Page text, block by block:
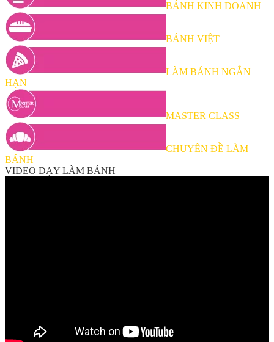
BÁNH KINH DOANH
BÁNH VIỆT
LÀM BÁNH NGẮN
HẠN
MASTER CLASS
CHUYÊN ĐỀ LÀM
BÁNH
VIDEO DẠY LÀM BÁNH